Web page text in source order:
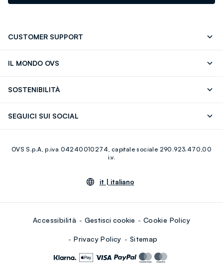
CUSTOMER SUPPORT
IL MONDO OVS
Giftcard
SOSTENIBILITÀ
SEGUICI SUI SOCIAL
Youtube Linkedin
OVS S.p.A, p.iva 04240010274, capitale sociale 290.923.470,00
i.v.
it | italiano
Accessibilità Gestisci cookie Cookie Policy
Privacy Policy Sitemap